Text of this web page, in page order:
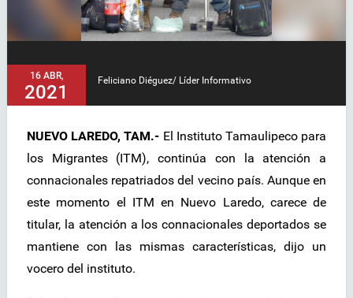
16 ABR,
2021
Feliciano Diéguez/ Líder Informativo
NUEVO LAREDO, TAM.- El Instituto Tamaulipeco para
los Migrantes (ITM), continúa con la atención a
connacionales repatriados del vecino país. Aunque en
este momento el ITM en Nuevo Laredo, carece de
titular, la atención a los connacionales deportados se
mantiene con las mismas características, dijo un
vocero del instituto.